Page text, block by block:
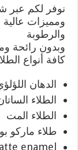
نوفر لكم عبر
ومميزات عالية
والرطوبة
وبدون رائحة
كافة أنواع
الدهان
الطلاء
الطلاء المت
طلاء ماركو